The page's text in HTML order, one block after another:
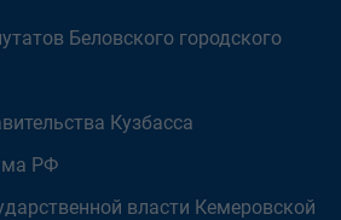
Беловского городского
Кузбасса
РФ
власти Кемеровской